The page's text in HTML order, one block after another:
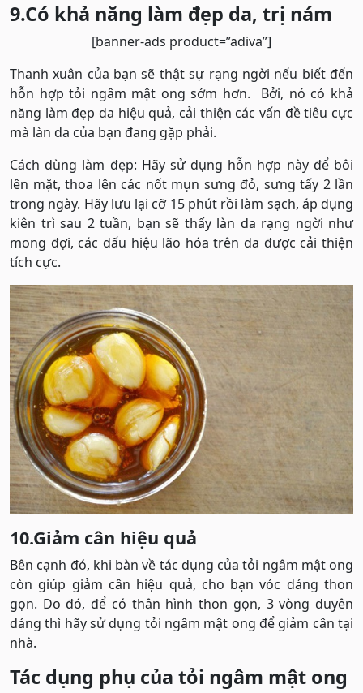
9.Có khả năng làm đẹp da, trị nám
[banner-ads product=”adiva”]
Thanh xuân của bạn sẽ thật sự rạng ngời nếu biết đến
hỗn hợp tỏi ngâm mật ong sớm hơn. Bởi, nó có khả
năng làm đẹp da hiệu quả, cải thiện các vấn đề tiêu cực
mà làn da của bạn đang gặp phải.
Cách dùng làm đẹp: Hãy sử dụng hỗn hợp này để bôi
lên mặt, thoa lên các nốt mụn sưng đỏ, sưng tấy 2 lần
trong ngày. Hãy lưu lại cỡ 15 phút rồi làm sạch, áp dụng
kiên trì sau 2 tuần, bạn sẽ thấy làn da rạng ngời như
mong đợi, các dấu hiệu lão hóa trên da được cải thiện
tích cực.
10.Giảm cân hiệu quả
Bên cạnh đó, khi bàn về tác dụng của tỏi ngâm mật ong
còn giúp giảm cân hiệu quả, cho bạn vóc dáng thon
gọn. Do đó, để có thân hình thon gọn, 3 vòng duyên
dáng thì hãy sử dụng tỏi ngâm mật ong để giảm cân tại
nhà.
Tác dụng phụ của tỏi ngâm mật ong